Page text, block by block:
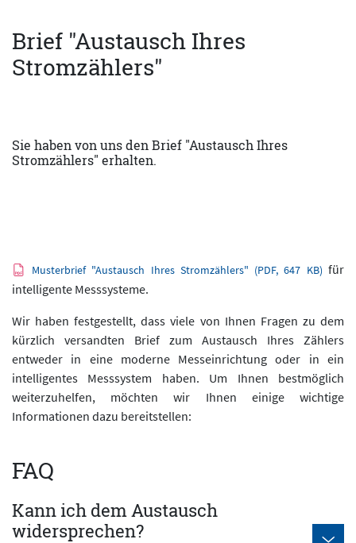
Brief "Austausch Ihres
Stromzählers"
Sie haben von uns den Brief "Austausch Ihres
Stromzählers" erhalten.
Musterbrief "Austausch Ihres Stromzählers" (PDF, 647 KB) für
intelligente Messsysteme.
Wir haben festgestellt, dass viele von Ihnen Fragen zu dem
kürzlich versandten Brief zum Austausch Ihres Zählers
entweder in eine moderne Messeinrichtung oder in ein
intelligentes Messsystem haben. Um Ihnen bestmöglich
weiterzuhelfen, möchten wir Ihnen einige wichtige
Informationen dazu bereitstellen:
FAQ
Kann ich dem Austausch
widersprechen?